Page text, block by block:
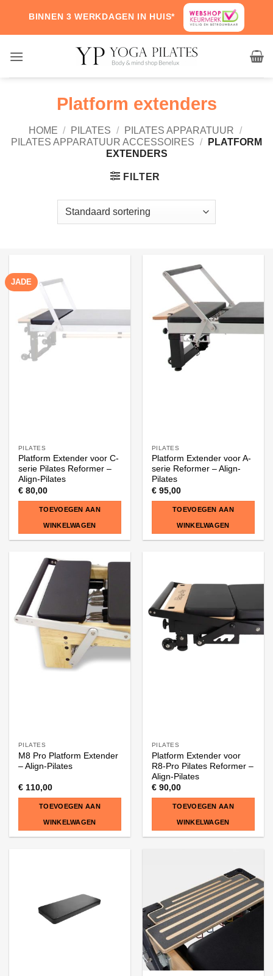
content
BINNEN 3 WERKDAGEN IN HUIS*
Platform extenders
HOME / PILATES / PILATES APPARATUUR /
PILATES APPARATUUR ACCESSOIRES /
PLATFORM
EXTENDERS
FILTER
JADE
PILATES
Platform Extender voor C-
serie Pilates Reformer –
Align-Pilates
€80,00
TOEVOEGEN AAN
WINKELWAGEN
PILATES
Platform Extender voor A-
serie Reformer – Align-
Pilates
€95,00
TOEVOEGEN AAN
WINKELWAGEN
PILATES
M8 Pro Platform Extender
– Align-Pilates
€110,00
TOEVOEGEN AAN
WINKELWAGEN
PILATES
Platform Extender voor
R8-Pro Pilates Reformer –
Align-Pilates
€90,00
TOEVOEGEN AAN
WINKELWAGEN